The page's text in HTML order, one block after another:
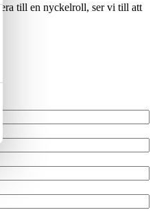
till en nyckelroll, ser vi till att